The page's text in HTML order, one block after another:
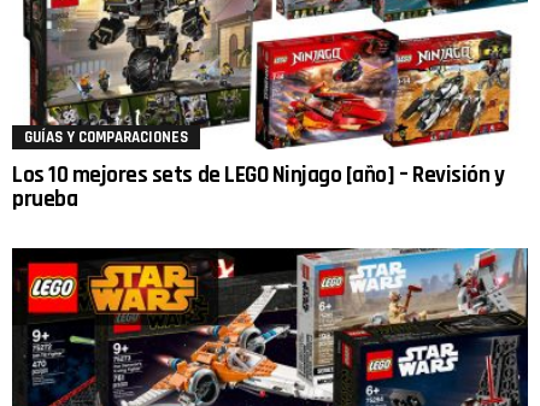
GUÍAS Y COMPARACIONES
Los 10 mejores sets de LEGO Ninjago [año] – Revisión y
prueba